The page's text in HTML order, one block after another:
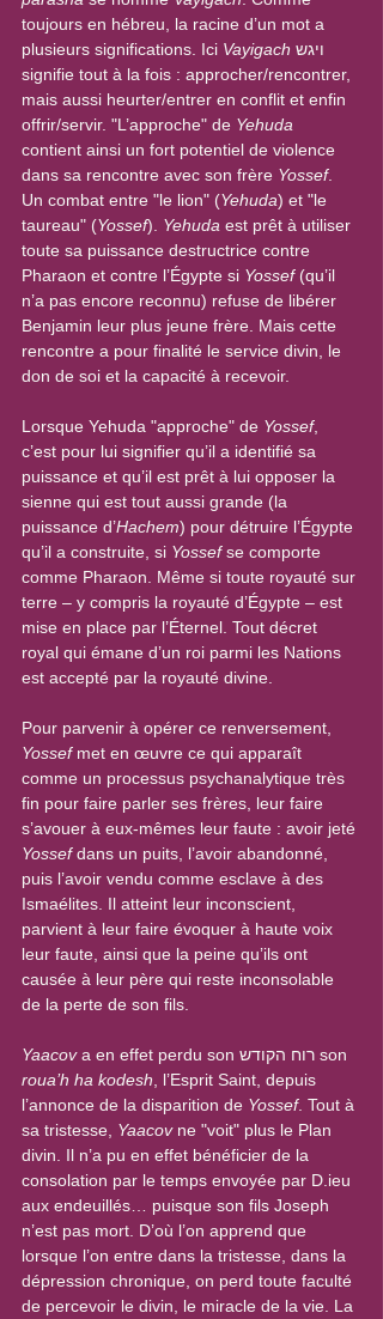
toujours en hébreu, la racine d’un mot a
plusieurs significations. Ici Vayigach
signifie tout à la fois : approcher/rencontrer,
mais aussi heurter/entrer en conflit et enfin
offrir/servir. "L’approche" de Yehuda
contient ainsi un fort potentiel de violence
dans sa rencontre avec son frère Yossef.
Un combat entre "le lion" (Yehuda) et "le
taureau" (Yossef). Yehuda est prêt à utiliser
toute sa puissance destructrice contre
Pharaon et contre l’Égypte si Yossef (qu’il
n’a pas encore reconnu) refuse de libérer
Benjamin leur plus jeune frère. Mais cette
rencontre a pour finalité le service divin, le
don de soi et la capacité à recevoir.
Lorsque Yehuda "approche" de Yossef,
c’est pour lui signifier qu’il a identifié sa
puissance et qu’il est prêt à lui opposer la
sienne qui est tout aussi grande (la
puissance d’Hachem) pour détruire l’Égypte
qu’il a construite, si Yossef se comporte
comme Pharaon. Même si toute royauté sur
terre – y compris la royauté d’Égypte – est
mise en place par l’Éternel. Tout décret
royal qui émane d’un roi parmi les Nations
est accepté par la royauté divine.
Pour parvenir à opérer ce renversement,
Yossef met en œuvre ce qui apparaît
comme un processus psychanalytique très
fin pour faire parler ses frères, leur faire
s’avouer à eux-mêmes leur faute : avoir jeté
Yossef dans un puits, l’avoir abandonné,
puis l’avoir vendu comme esclave à des
Ismaélites. Il atteint leur inconscient,
parvient à leur faire évoquer à haute voix
leur faute, ainsi que la peine qu’ils ont
causée à leur père qui reste inconsolable
de la perte de son fils.
Yaacov
a en effet perdu son רוח הקודש son
roua’h ha kodesh , l’Esprit Saint, depuis
l’annonce de la disparition de Yossef. Tout à
sa tristesse, Yaacov ne "voit" plus le Plan
divin. Il n’a pu en effet bénéficier de la
consolation par le temps envoyée par D.ieu
aux endeuillés… puisque son fils Joseph
n’est pas mort. D’où l’on apprend que
lorsque l’on entre dans la tristesse, dans la
dépression chronique, on perd toute faculté
de percevoir le divin, le miracle de la vie. La